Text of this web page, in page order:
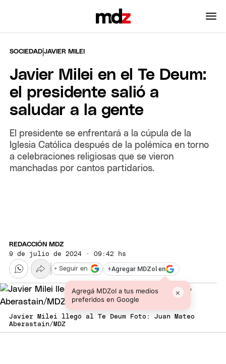
SOCIEDAD |JAVIER MILEI
Javier Milei en el Te Deum:
el presidente salió a
saludar a la gente
El presidente se enfrentará a la cúpula de la
Iglesia Católica después de la polémica en torno
a celebraciones religiosas que se vieron
manchadas por cantos partidarios.
REDACCIÓN MDZ
9 de julio de 2024 · 09:42 hs
+Agregar MDZol en
Agregá MDZol a tus medios
preferidos en Google
×
+ Seguir en
Javier Milei llegó al Te Deum Foto: Juan Mateo
Aberastain/MDZ